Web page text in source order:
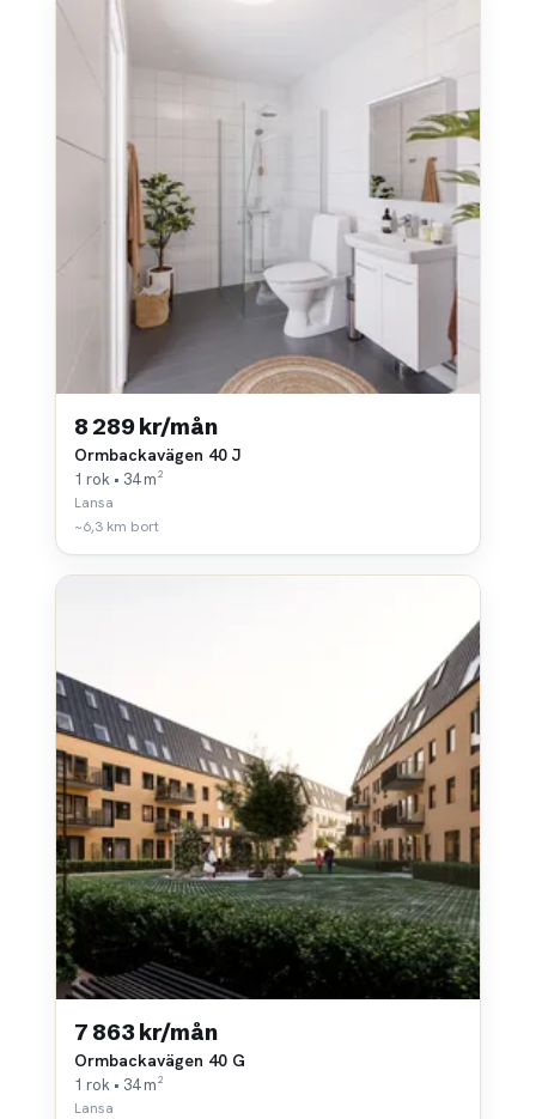
8 289 kr/mån
Ormbackavägen 40 J
1 rok • 34 m²
Lansa
~6,3 km bort
7 863 kr/mån
Ormbackavägen 40 G
1 rok • 34 m²
Lansa